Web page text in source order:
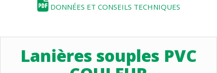
DONNÉES ET CONSEILS TECHNIQUES
Lanières souples PVC